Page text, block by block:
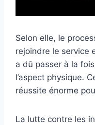
Selon elle, le
rejoindre le service
a dû passer à la
l’aspect physique.
réussite énorme
La lutte contre les